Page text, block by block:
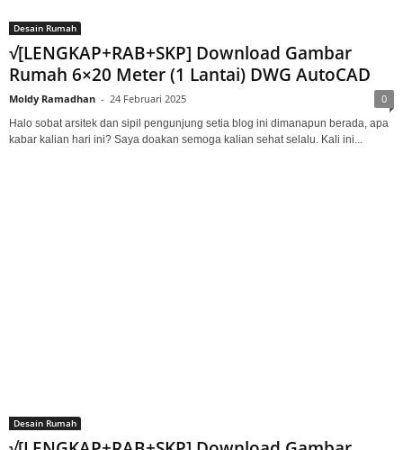
Desain Rumah
√[LENGKAP+RAB+SKP] Download Gambar
Rumah 6×20 Meter (1 Lantai) DWG AutoCAD
Moldy Ramadhan - 24 Februari 2025 0
Halo sobat arsitek dan sipil pengunjung setia blog ini dimanapun berada, apa
kabar kalian hari ini? Saya doakan semoga kalian sehat selalu. Kali ini...
Desain Rumah